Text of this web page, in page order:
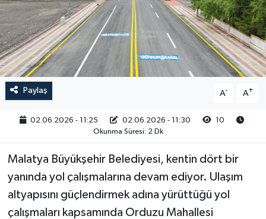
Paylaş A- A+
02.06.2026 - 11:25 02.06.2026 - 11:30
10
Okunma Süresi: 2 Dk
Malatya Büyükşehir Belediyesi, kentin dört bir
yanında yol çalışmalarına devam ediyor. Ulaşım
altyapısını güçlendirmek adına yürüttüğü yol
çalışmaları kapsamında Orduzu Mahallesi
RESMİ İLAN